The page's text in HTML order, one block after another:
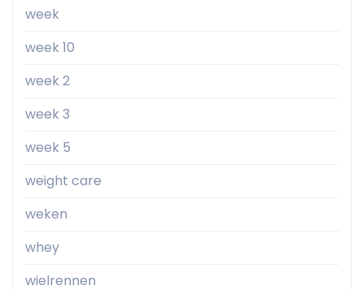
week
week 10
week 2
week 3
week 5
weight care
weken
whey
wielrennen